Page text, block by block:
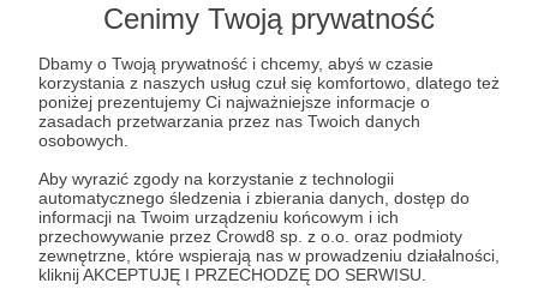
Cenimy Twoją prywatność
Dbamy o Twoją prywatność i chcemy, abyś w czasie
korzystania z naszych usług czuł się komfortowo, dlatego też
poniżej prezentujemy Ci najważniejsze informacje o
zasadach przetwarzania przez nas Twoich danych
osobowych.
Aby wyrazić zgody na korzystanie z technologii
automatycznego śledzenia i zbierania danych, dostęp do
informacji na Twoim urządzeniu końcowym i ich
przechowywanie przez Crowd8 sp. z o.o. oraz podmioty
zewnętrzne, które wspierają nas w prowadzeniu działalności,
kliknij AKCEPTUJĘ I PRZECHODZĘ DO SERWISU.
Zostań Patronem
Zaloguj się
Albert Świdziński Chiny Indie Rosja Świat
Ukraina USA Weekly Brief
Udostępnij